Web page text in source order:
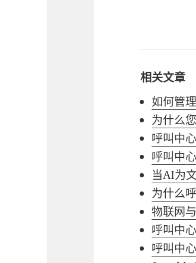
相关文章
如何管
为什么
呼叫中
呼叫中
当AI为
为什么
物联网
呼叫中
呼叫中